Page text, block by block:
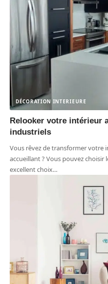
DÉCORATION INTERIEURE
Relooker votre intérieur
industriels
Vous rêvez de transformer votre
accueillant ? Vous pouvez
excellent choix…